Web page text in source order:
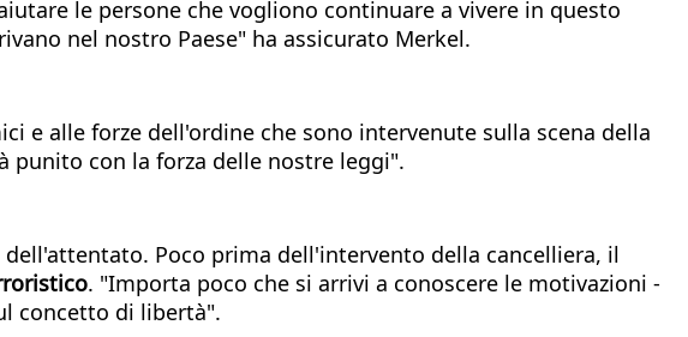
le persone che vogliono continuare a vivere in questo
nel nostro Paese" ha assicurato Merkel.
e alle forze dell'ordine che sono intervenute sulla scena della
punito con la forza delle nostre leggi".
Poco prima dell'intervento della cancelliera, il
. "Importa poco che si arrivi a conoscere le motivazioni -
concetto di libertà".